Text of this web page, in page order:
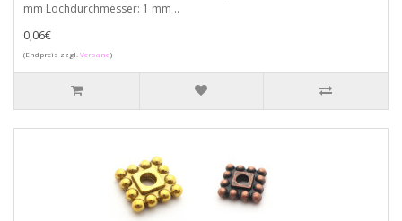
mm Lochdurchmesser: 1 mm ..
0,06€
(Endpreis zzgl.Versand)